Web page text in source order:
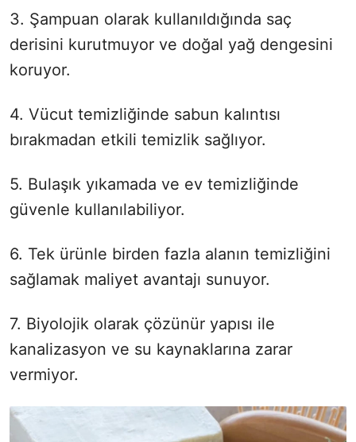
3. Şampuan olarak kullanıldığında saç
derisini kurutmuyor ve doğal yağ dengesini
koruyor.
4. Vücut temizliğinde sabun kalıntısı
bırakmadan etkili temizlik sağlıyor.
5. Bulaşık yıkamada ve ev temizliğinde
güvenle kullanılabiliyor.
6. Tek ürünle birden fazla alanın temizliğini
sağlamak maliyet avantajı sunuyor.
7. Biyolojik olarak çözünür yapısı ile
kanalizasyon ve su kaynaklarına zarar
vermiyor.